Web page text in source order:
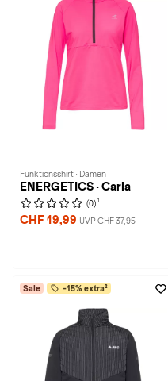
Funktionsshirt · Damen
ENERGETICS · Carla
(0) 1
CHF 19,99 UVP CHF 37,95
Sale -15% extra²